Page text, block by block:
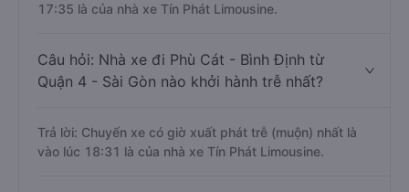
17:35 là của nhà xe Tín Phát Limousine.
Câu hỏi: Nhà xe đi Phù Cát - Bình Định từ
Quận 4 - Sài Gòn nào khởi hành trễ nhất?
Trả lời: Chuyến xe có giờ xuất phát trễ (muộn) nhất là
vào lúc 18:31 là của nhà xe Tín Phát Limousine.